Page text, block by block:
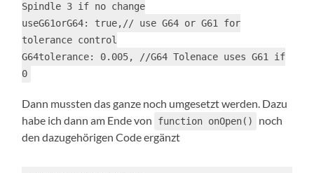
Spindle 3 if no change
useG61orG64: true,// use G64 or G61 for
tolerance control
G64tolerance: 0.005, //G64 Tolenace uses G61 if
0
Dann mussten das ganze noch umgesetzt werden. Dazu
habe ich dann am Ende von
function onOpen()
noch
den dazugehörigen Code ergänzt